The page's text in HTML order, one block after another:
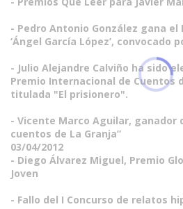
- Pedro Antonio González gana el
‘Ángel García López’, convocado
- Julio Alejandre Calviño ha sido
Premio Internacional de Cuentos
titulada "El prisionero".
- Vicente Marco Aguilar, ganador
cuentos de La Granja”
03/04/2012
- Diego Álvarez Miguel, Premio
Joven
- Fallo del I Concurso de relatos